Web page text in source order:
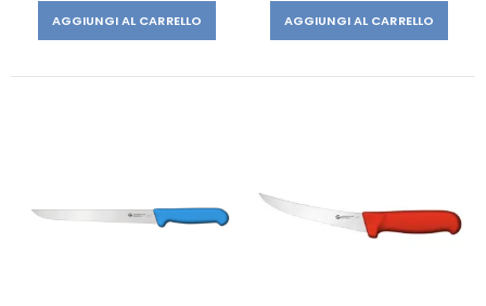
AGGIUNGI AL CARRELLO AGGIUNGI AL CARRELLO